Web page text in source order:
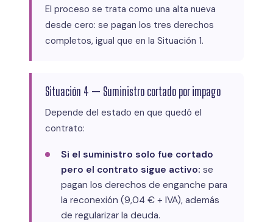
El proceso se trata como una alta nueva
desde cero: se pagan los tres derechos
completos, igual que en la Situación 1.
Situación 4 — Suministro cortado por impago
Depende del estado en que quedó el
contrato:
Si el suministro solo fue cortado
pero el contrato sigue activo: se
pagan los derechos de enganche para
la reconexión (9,04 € + IVA), además
de regularizar la deuda.